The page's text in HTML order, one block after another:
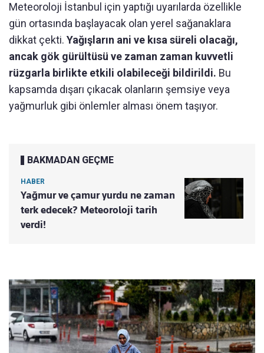
Meteoroloji İstanbul için yaptığı uyarılarda özellikle
gün ortasında başlayacak olan yerel sağanaklara
dikkat çekti. Yağışların ani ve kısa süreli olacağı,
ancak gök gürültüsü ve zaman zaman kuvvetli
rüzgarla birlikte etkili olabileceği bildirildi. Bu
kapsamda dışarı çıkacak olanların şemsiye veya
yağmurluk gibi önlemler alması önem taşıyor.
BAKMADAN GEÇME
HABER
Yağmur ve çamur yurdu ne zaman
terk edecek? Meteoroloji tarih
verdi!